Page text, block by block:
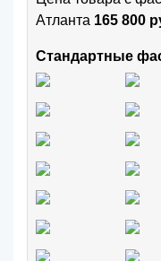
Атланта 165 800
Стандартные